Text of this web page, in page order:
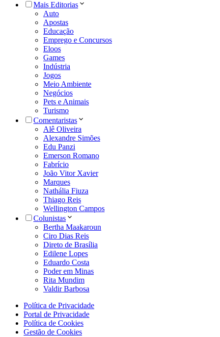
Mais Editorias
Auto
Apostas
Educação
Emprego e Concursos
Eloos
Games
Indústria
Jogos
Meio Ambiente
Negócios
Pets e Animais
Turismo
Comentaristas
Alê Oliveira
Alexandre Simões
Edu Panzi
Emerson Romano
Fabrício
João Vitor Xavier
Marques
Nathália Fiuza
Thiago Reis
Wellington Campos
Colunistas
Bertha Maakaroun
Ciro Dias Reis
Direto de Brasília
Edilene Lopes
Eduardo Costa
Poder em Minas
Rita Mundim
Valdir Barbosa
Política de Privacidade
Portal de Privacidade
Política de Cookies
Gestão de Cookies